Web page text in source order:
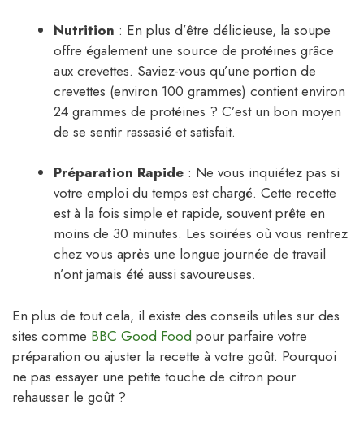
Nutrition : En plus d’être délicieuse, la soupe
offre également une source de protéines grâce
aux crevettes. Saviez-vous qu’une portion de
crevettes (environ 100 grammes) contient environ
24 grammes de protéines ? C’est un bon moyen
de se sentir rassasié et satisfait.
Préparation Rapide : Ne vous inquiétez pas si
votre emploi du temps est chargé. Cette recette
est à la fois simple et rapide, souvent prête en
moins de 30 minutes. Les soirées où vous rentrez
chez vous après une longue journée de travail
n’ont jamais été aussi savoureuses.
En plus de tout cela, il existe des conseils utiles sur des
sites comme BBC Good Food pour parfaire votre
préparation ou ajuster la recette à votre goût. Pourquoi
ne pas essayer une petite touche de citron pour
rehausser le goût ?